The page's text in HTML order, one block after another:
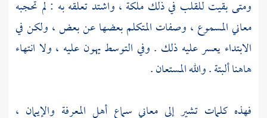
ومتى بقيت للقلب في ذلك ملكة ، واشتد تعلقه به : لم تحجبه
معاني المسموع ، وصفات المتكلم بعضها عن بعض ، ولكن في
الابتداء يعسر عليه ذلك . وفي التوسط يهون عليه ، ولا انتهاء
هاهنا ألبتة . والله المستعان .
فهذه كلمات تشير إلى معاني سماع أهل المعرفة والإيمان ،